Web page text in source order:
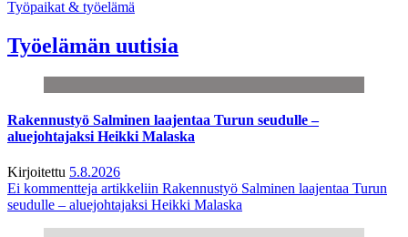
Työpaikat & työelämä
Työelämän uutisia
Rakennustyö Salminen laajentaa Turun seudulle –
aluejohtajaksi Heikki Malaska
Kirjoitettu 5.8.2026
Ei kommentteja artikkeliin Rakennustyö Salminen laajentaa Turun
seudulle – aluejohtajaksi Heikki Malaska